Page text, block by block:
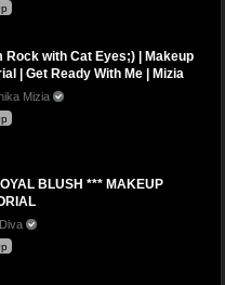
Rock with Cat Eyes;) | Makeup
| Get Ready With Me | Mizia
Mizia
BLUSH *** MAKEUP